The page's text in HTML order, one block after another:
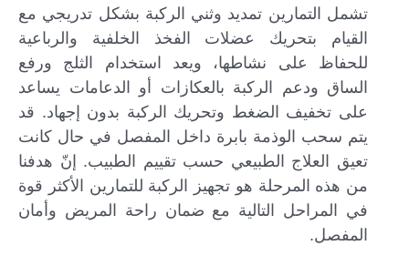
تشمل التمارين تمديد وثني الركبة بشكل تدريجي مع
القيام بتحريك عضلات الفخذ الخلفية والرباعية
للحفاظ على نشاطها، ويعد استخدام الثلج ورفع
الساق ودعم الركبة بالعكازات أو الدعامات يساعد
على تخفيف الضغط وتحريك الركبة بدون إجهاد. قد
يتم سحب الوذمة بابرة داخل المفصل في حال كانت
تعيق العلاج الطبيعي حسب تقييم الطبيب. إنّ هدفنا
من هذه المرحلة هو تجهيز الركبة للتمارين الأكثر قوة
في المراحل التالية مع ضمان راحة المريض وأمان
المفصل.